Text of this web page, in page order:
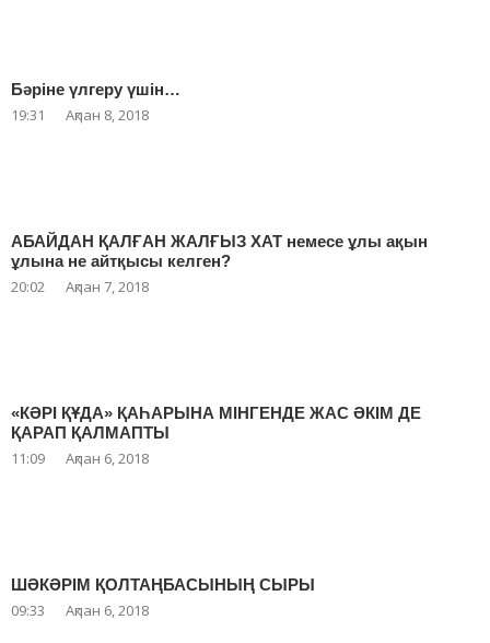
Бәріне үлгеру үшін…
19:31 Ақпан 8, 2018
АБАЙДАН ҚАЛҒАН ЖАЛҒЫЗ ХАТ немесе ұлы ақын
ұлына не айтқысы келген?
20:02 Ақпан 7, 2018
«КӘРІ ҚҰДА» ҚАҺАРЫНА МІНГЕНДЕ ЖАС ӘКІМ ДЕ
ҚАРАП ҚАЛМАПТЫ
11:09 Ақпан 6, 2018
ШӘКӘРІМ ҚОЛТАҢБАСЫНЫҢ СЫРЫ
09:33 Ақпан 6, 2018